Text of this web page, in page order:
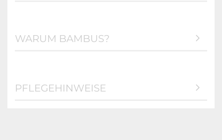
WARUM BAMBUS?
PFLEGEHINWEISE